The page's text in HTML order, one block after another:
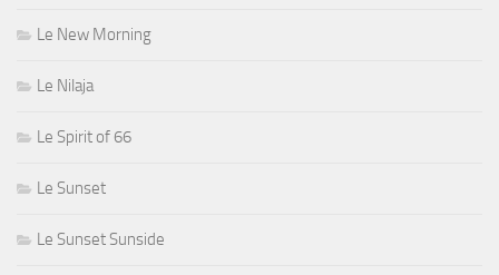
Le New Morning
Le Nilaja
Le Spirit of 66
Le Sunset
Le Sunset Sunside